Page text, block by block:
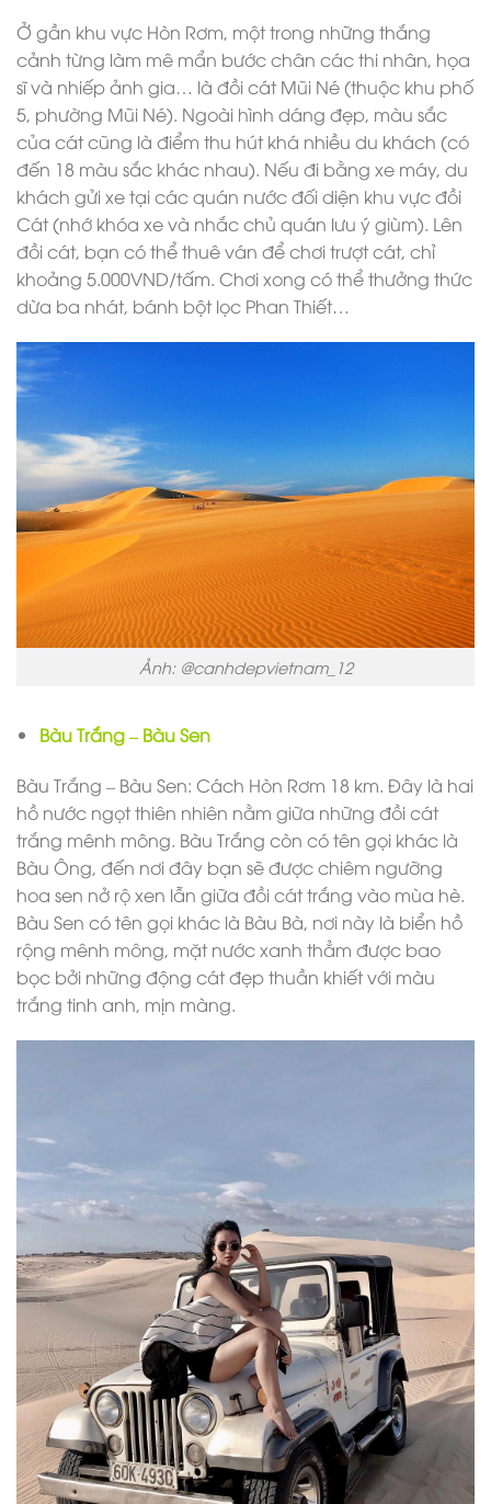
Ở gần khu vực Hòn Rơm, một trong những thắng
cảnh từng làm mê mẩn bước chân các thi nhân, họa
sĩ và nhiếp ảnh gia… là đồi cát Mũi Né (thuộc khu phố
5, phường Mũi Né). Ngoài hình dáng đẹp, màu sắc
của cát cũng là điểm thu hút khá nhiều du khách (có
đến 18 màu sắc khác nhau). Nếu đi bằng xe máy, du
khách gửi xe tại các quán nước đối diện khu vực đồi
Cát (nhớ khóa xe và nhắc chủ quán lưu ý giùm). Lên
đồi cát, bạn có thể thuê ván để chơi trượt cát, chỉ
khoảng 5.000VND/tấm. Chơi xong có thể thưởng thức
dừa ba nhát, bánh bột lọc Phan Thiết…
Ảnh: @canhdepvietnam_12
Bàu Trắng – Bàu Sen
Bàu Trắng – Bàu Sen: Cách Hòn Rơm 18 km. Đây là hai
hồ nước ngọt thiên nhiên nằm giữa những đồi cát
trắng mênh mông. Bàu Trắng còn có tên gọi khác là
Bàu Ông, đến nơi đây bạn sẽ được chiêm ngưỡng
hoa sen nở rộ xen lẫn giữa đồi cát trắng vào mùa hè.
Bàu Sen có tên gọi khác là Bàu Bà, nơi này là biển hồ
rộng mênh mông, mặt nước xanh thẳm được bao
bọc bởi những động cát đẹp thuần khiết với màu
trắng tinh anh, mịn màng.